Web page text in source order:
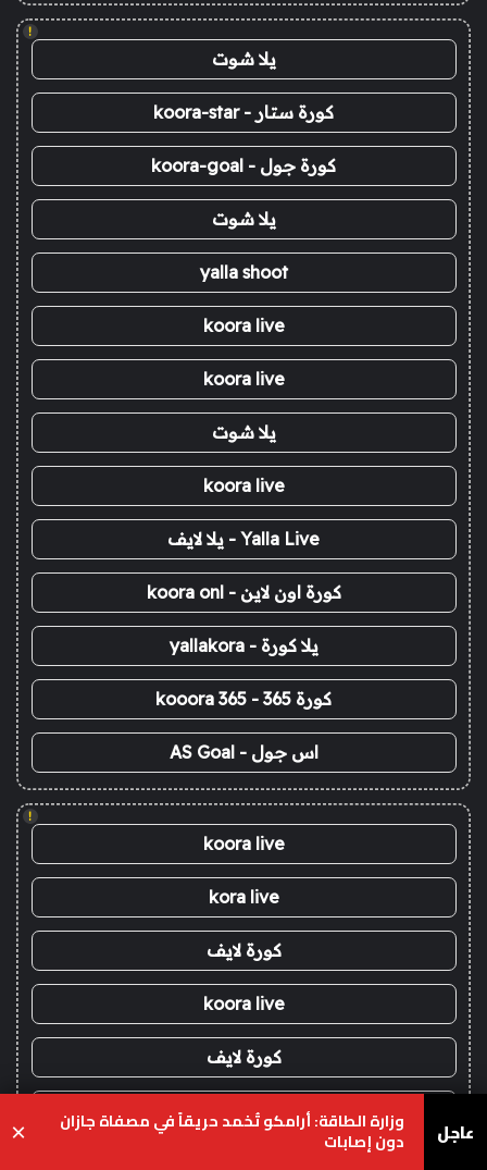
!
يلا شوت
كورة ستار - koora-star
كورة جول - koora-goal
يلا شوت
yalla shoot
koora live
koora live
يلا شوت
koora live
Yalla Live - يلا لايف
كورة اون لاين - koora onl
يلا كورة - yallakora
كورة 365 - kooora 365
اس جول - AS Goal
!
koora live
kora live
كورة لايف
koora live
كورة لايف
koora live
عاجل وزارة الطاقة: أرامكو تُخمد حريقاً في مصفاة جازان
دون إصابات ×